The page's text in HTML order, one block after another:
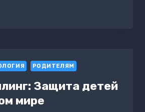
РОДИТЕЛЯМ
Защита детей
мире